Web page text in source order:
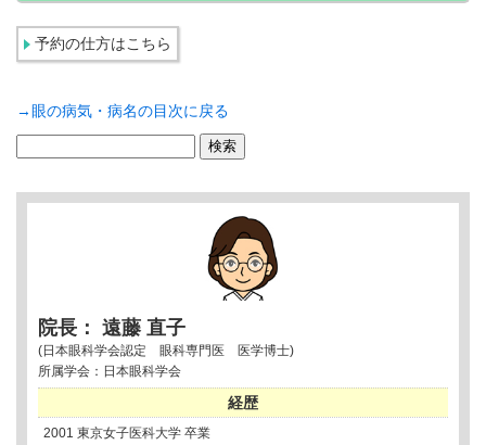
予約の仕方はこちら
→眼の病気・病名の目次に戻る
院長： 遠藤 直子
(日本眼科学会認定 眼科専門医 医学博士)
所属学会：日本眼科学会
経歴
2001 東京女子医科大学 卒業